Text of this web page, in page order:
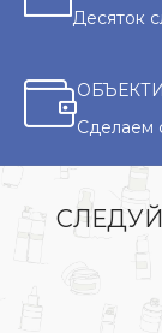
Десяток
Сделаем